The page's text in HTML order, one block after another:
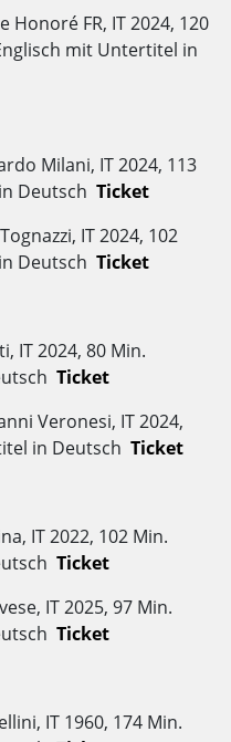
Honoré FR, IT 2024, 120
mit Untertitel in
Milani, IT 2024, 113
Deutsch Ticket
IT 2024, 102
Deutsch Ticket
IT 2024, 80 Min.
Ticket
Veronesi, IT 2024,
in Deutsch Ticket
IT 2022, 102 Min.
Ticket
IT 2025, 97 Min.
Ticket
IT 1960, 174 Min.